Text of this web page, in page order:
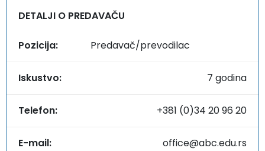
DETALJI O PREDAVAČU
Pozicija: Predavač/prevodilac
Iskustvo: 7 godina
Telefon: +381 (0)34 20 96 20
E-mail: office@abc.edu.rs